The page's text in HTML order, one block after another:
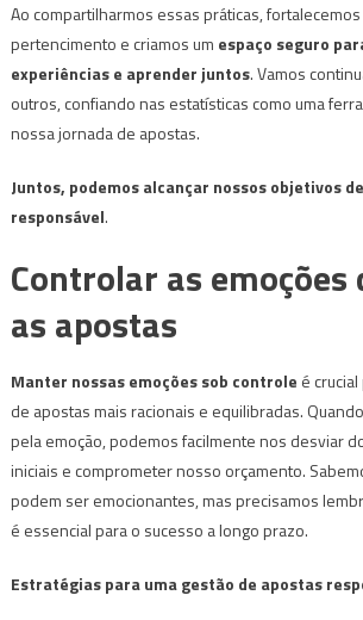
Ao compartilharmos essas práticas,
pertencimento e criamos um espaço seguro
experiências e aprender juntos. Vamos
outros, confiando nas estatísticas como uma
nossa jornada de apostas.
Juntos, podemos alcançar nossos objetivos
responsável.
Controlar as
as apostas
Manter nossas emoções sob controle é
de apostas mais racionais e equilibradas.
pela emoção, podemos facilmente nos desviar
iniciais e comprometer nosso orçamento.
podem ser emocionantes, mas precisamos
é essencial para o sucesso a longo prazo.
Estratégias para uma gestão de apostas